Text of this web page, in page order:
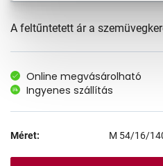
A feltűntetett ár a
Online megvásárolható
Ingyenes szállítás
Méret: M 54/16/